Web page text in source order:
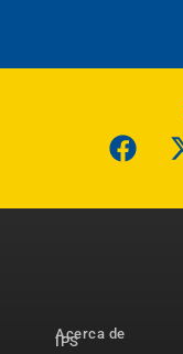
Acerca de
IPS